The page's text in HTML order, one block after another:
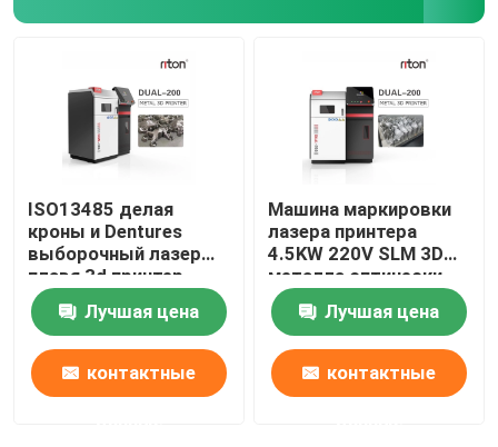
ISO13485 делая
кроны и Dentures
выборочный лазер
плавя 3d принтер
Dual200
Лучшая цена
контактные
Машина маркировки
лазера принтера
4.5KW 220V SLM 3D
металла оптически
Лучшая цена
контактные